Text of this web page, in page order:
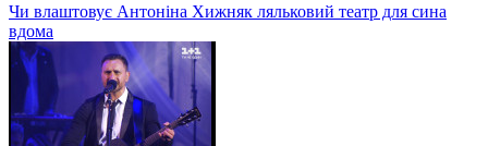
Чи влаштовує Антоніна Хижняк ляльковий театр для сина
вдома